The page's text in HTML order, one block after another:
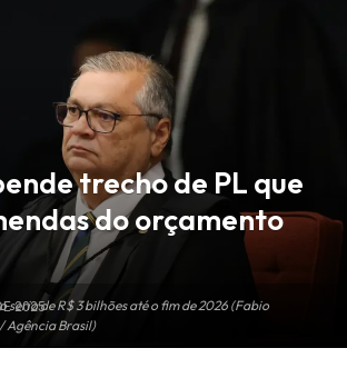
de R$ 3 bilhões até o fim de 2026 (Fabio
Agência Brasil)
trecho de PL que
do orçamento
2025